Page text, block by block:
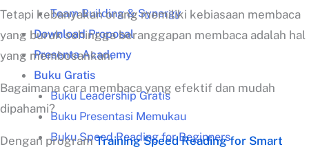
Team Building & Synergy
Download Proposal
Presenta Academy
Buku Gratis
Buku Leadership Gratis
Buku Presentasi Memukau
Buku Speed Reading for Beginners
Tetapi kebanyakan orang memiliki kebiasaan membaca
yang buruk sehingga beranggapan membaca adalah hal
yang membosankan.
Bagaimana cara membaca yang efektif dan mudah
dipahami?
Dengan programTraining Speed Reading for Smart